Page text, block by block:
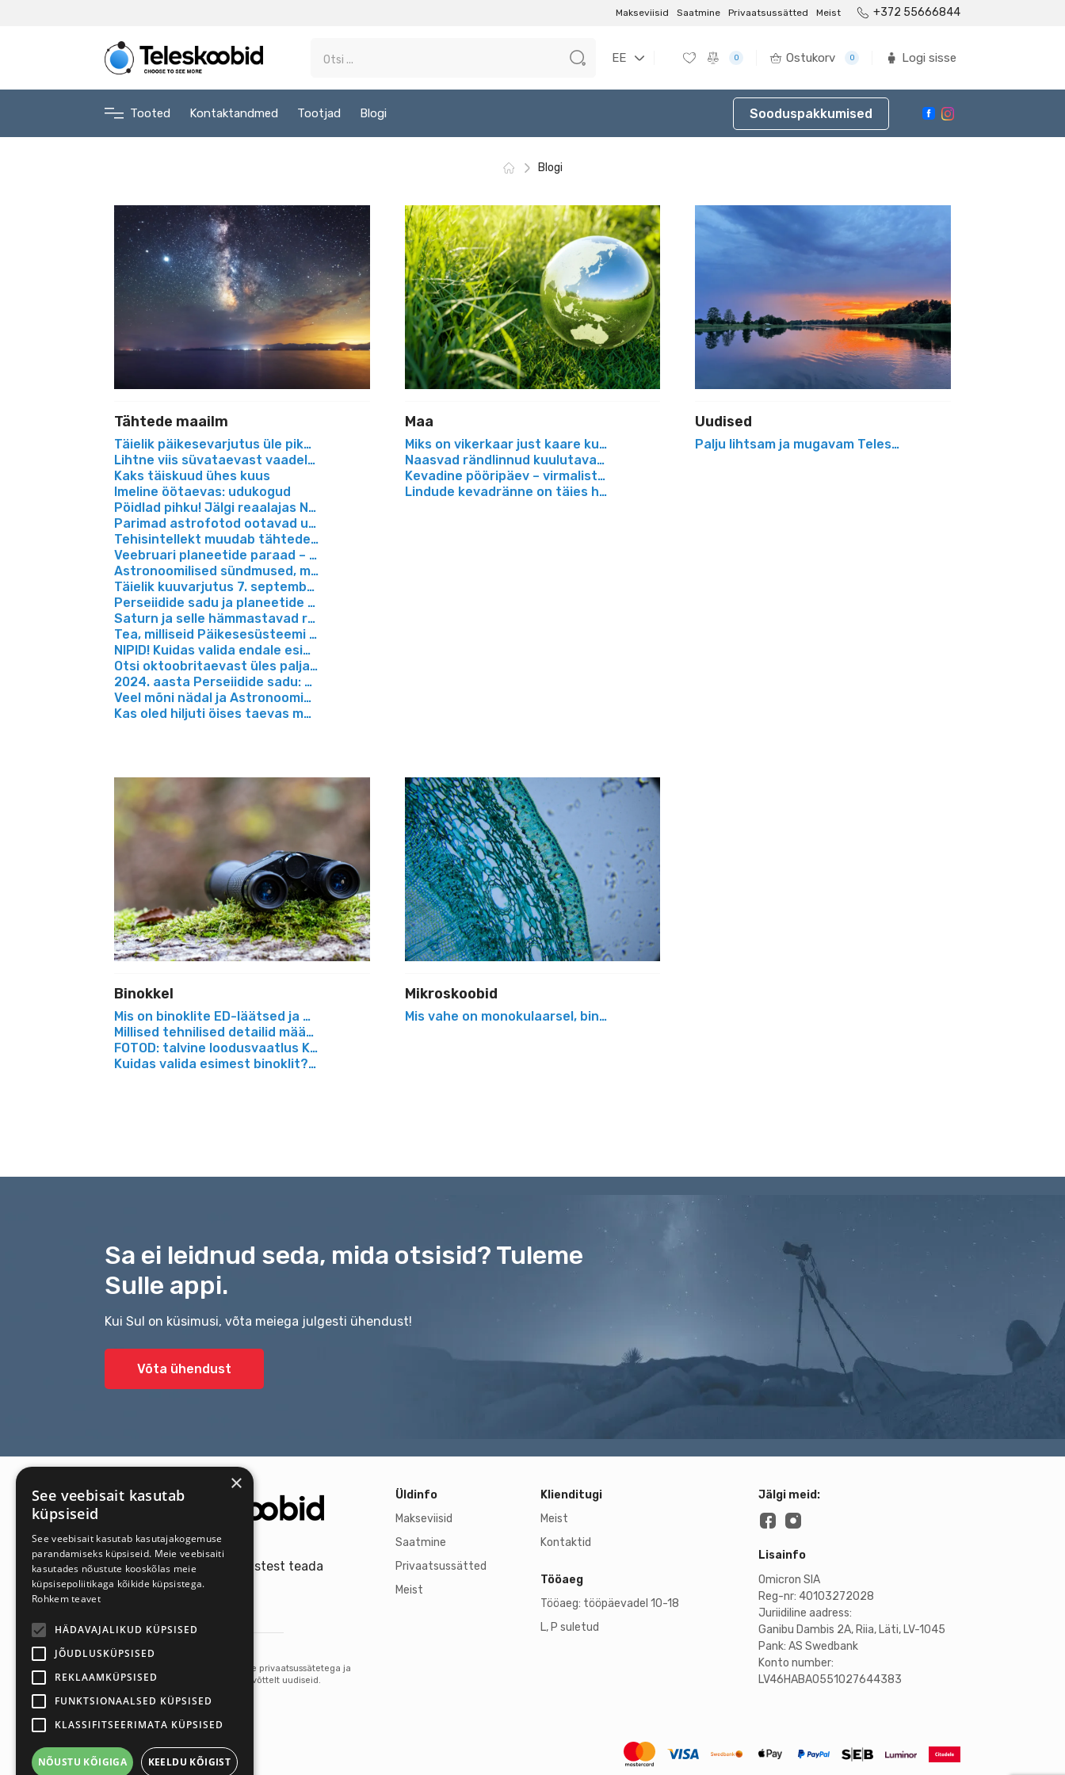
Makseviisid Saatmine Privaatsussätted Meist +372 55666844
EE 0 Ostukorv 0 Logi sisse
Tooted Kontaktandmed Tootjad Blogi Sooduspakkumised
Blogi
Tähtede maailm
Täielik päikesevarjutus üle pika aja taas Euroopas
Lihtne viis süvataevast vaadelda ja pildistada
Kaks täiskuud ühes kuus
Imeline öötaevas: udukogud
Pöidlad pihku! Jälgi reaalajas NASA Kuu-missiooni
Parimad astrofotod ootavad uudistajaid
Tehisintellekt muudab tähtede vaatamise lihtsaks ka algajatele
Veebruari planeetide paraad – taevas joonduvad kuus planeeti
Astronoomilised sündmused, mida vaadelda veel 2025. aasta viimastel kuudel
Täielik kuuvarjutus 7. septembri õhtul: ära maga maha!
Perseiidide sadu ja planeetide paraad taas meie peade kohal
Saturn ja selle hämmastavad rõngad
Tea, milliseid Päikesesüsteemi detaile taevast teleskoobiga otsida
NIPID! Kuidas valida endale esimest teleskoopi?
Otsi oktoobritaevast üles palja silmaga nähtav hele komeet!
2024. aasta Perseiidide sadu: kus ja kuidas tähesadu näha?
Veel mõni nädal ja Astronoomiafestival 2024 ongi käes
Kas oled hiljuti öises taevas märganud üht tavapärasest heledamat komeeti?
Maa
Miks on vikerkaar just kaare kujuga?
Naasvad rändlinnud kuulutavad juba kevadet
Kevadine pööripäev – virmaliste hiilgeaeg
Lindude kevadränne on täies hoos
Uudised
Palju lihtsam ja mugavam Teleskoobid.ee e-pood on kohal
Binokkel
Mis on binoklite ED-läätsed ja milles seisnevad nende eelised?
Millised tehnilised detailid määravad, kas tegu on hea või väga hea binokliga?
FOTOD: talvine loodusvaatlus Kesk-Lätis
Kuidas valida esimest binoklit? Juhend algajale
Mikroskoobid
Mis vahe on monokulaarsel, binokulaarsel ja trinokulaarsel mikroskoobil?
Sa ei leidnud seda, mida otsisid? Tuleme
Sulle appi.
Kui Sul on küsimusi, võta meiega julgesti ühendust!
Võta ühendust
Saa meie uutest pakkumistest teada
esimesena!
Tellin uudiskirja
Kui tellid uudiskirja, oled nõus meie privaatsussätetega ja
annad nõusoleku saada meie ettevõttelt uudiseid.
Üldinfo
Makseviisid
Saatmine
Privaatsussätted
Meist
Klienditugi
Meist
Kontaktid
Tööaeg
Tööaeg: tööpäevadel 10-18
L, P suletud
Jälgi meid:
Lisainfo
Omicron SIA
Reg-nr: 40103272028
Juriidiline aadress:
Ganibu Dambis 2A, Riia, Läti, LV-1045
Pank: AS Swedbank
Konto number:
LV46HABA0551027644383
×
See veebisait kasutab
küpsiseid
See veebisait kasutab kasutajakogemuse
parandamiseks küpsiseid. Meie veebisaiti
kasutades nõustute kooskõlas meie
küpsisepoliitikaga kõikide küpsistega.
Rohkem teavet
HÄDAVAJALIKUD KÜPSISED
JÕUDLUSKÜPSISED
REKLAAMKÜPSISED
FUNKTSIONAALSED KÜPSISED
KLASSIFITSEERIMATA KÜPSISED
NÕUSTU KÕIGIGA KEELDU KÕIGIST